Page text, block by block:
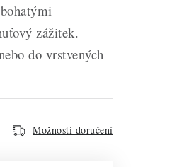
zážitek.
do vrstvených
Možnosti doručení